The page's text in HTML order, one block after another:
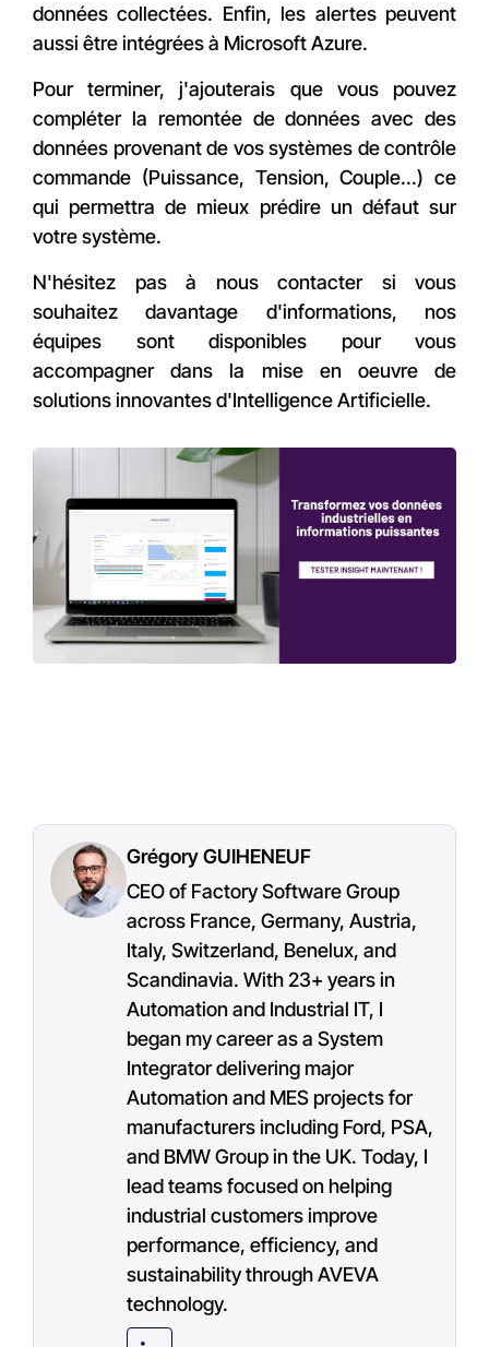
données collectées. Enfin, les alertes peuvent
aussi être intégrées à Microsoft Azure.
Pour terminer, j'ajouterais que vous pouvez
compléter la remontée de données avec des
données provenant de vos systèmes de contrôle
commande (Puissance, Tension, Couple...) ce
qui permettra de mieux prédire un défaut sur
votre système.
N'hésitez pas à nous contacter si vous
souhaitez davantage d'informations, nos
équipes sont disponibles pour vous
accompagner dans la mise en oeuvre de
solutions innovantes d'Intelligence Artificielle.
Grégory GUIHENEUF
CEO of Factory Software Group
across France, Germany, Austria,
Italy, Switzerland, Benelux, and
Scandinavia. With 23+ years in
Automation and Industrial IT, I
began my career as a System
Integrator delivering major
Automation and MES projects for
manufacturers including Ford, PSA,
and BMW Group in the UK. Today, I
lead teams focused on helping
industrial customers improve
performance, efficiency, and
sustainability through AVEVA
technology.